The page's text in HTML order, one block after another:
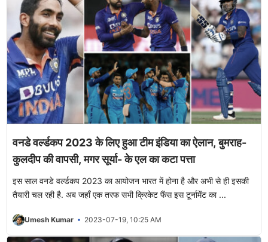
वनडे वर्ल्डकप 2023 के लिए हुआ टीम इंडिया का ऐलान, बुमराह-
कुलदीप की वापसी, मगर सूर्या- के एल का कटा पत्ता
इस साल वनडे वर्ल्डकप 2023 का आयोजन भारत में होना है और अभी से ही इसकी
तैयारी चल रही है. अब जहाँ एक तरफ सभी क्रिकेट फैंस इस टूर्नामेंट का ...
Umesh Kumar 2023-07-19, 10:25 AM